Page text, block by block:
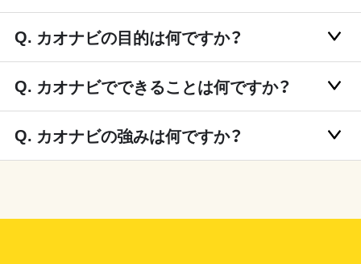
カオナビの目的は何ですか？
カオナビでできることは何ですか？
カオナビの強みは何ですか？